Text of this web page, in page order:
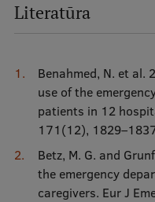
Literatūra
Benahmed, N. et al.
use of the
patients in 12
171(12),
Betz, M. G. and
the emergency
caregivers. Eur J